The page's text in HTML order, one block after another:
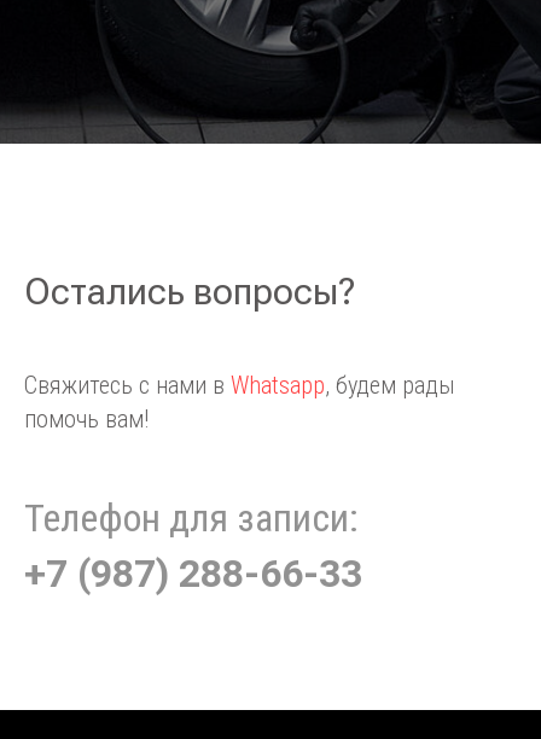
Остались вопросы?
Свяжитесь с нами в Whatsapp, будем рады
помочь вам!
Телефон для записи:
+7 (987) 288-66-33